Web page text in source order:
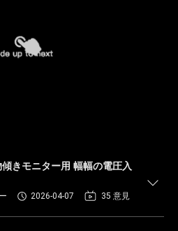
きモニター用 幅幅の電圧入
2026-04-07 35 意見